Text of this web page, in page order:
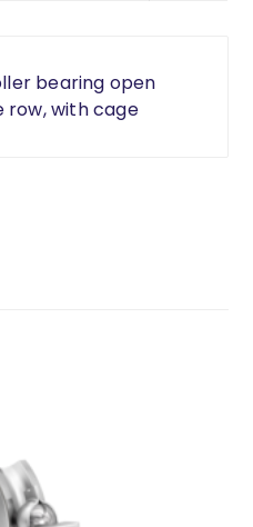
bearing open
row, with cage